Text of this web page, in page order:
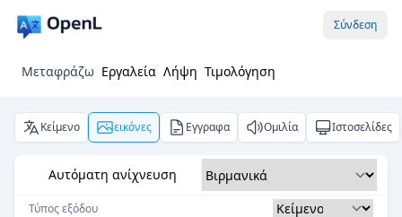
Σύνδεση
Μεταφράζω Εργαλεία Λήψη Τιμολόγηση
Κείμενο εικόνες Εγγραφα Ομιλία Ιστοσελίδες
Αυτόματη ανίχνευση
Τύπος εξόδου